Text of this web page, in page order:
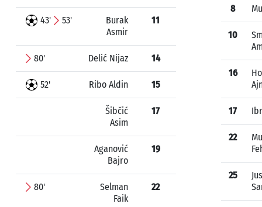
43' 53'
Burak
Asmir
11
80' Delić Nijaz 14
52' Ribo Aldin 15
Šibčić
Asim
17
Aganović
Bajro
19
80'
Selman
Faik
22
8
10
16
17
22
25